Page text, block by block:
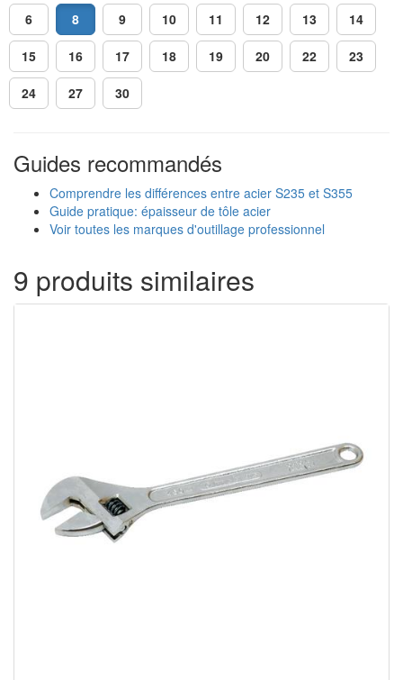
6 8 9 10 11 12 13 14
15 16 17 18 19 20 22 23
24 27 30
Guides recommandés
Comprendre les différences entre acier S235 et S355
Guide pratique: épaisseur de tôle acier
Voir toutes les marques d'outillage professionnel
9 produits similaires